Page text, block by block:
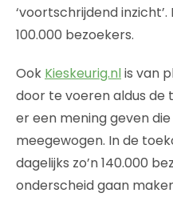
‘voortschrijdend
100.000 bezoekers.
Ook Kieskeurig.nlis van
door te voeren aldus de
er een mening geven
meegewogen. In de
dagelijks zo’n 140.000
onderscheid gaan